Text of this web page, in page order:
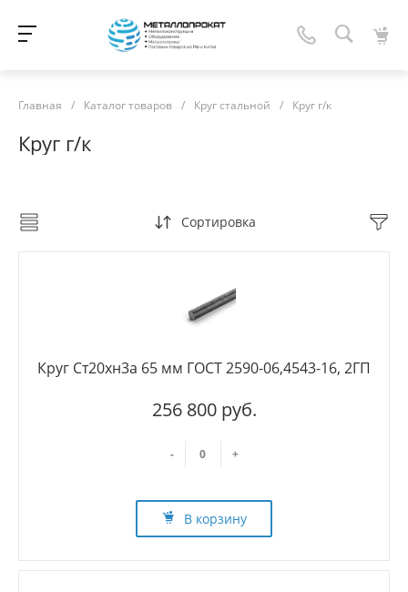
Главная / Каталог товаров / Круг стальной / Круг г/к
Круг г/к
Сортировка
Круг Ст20хн3а 65 мм ГОСТ 2590-06,4543-16, 2ГП
256 800 руб.
- +
В корзину